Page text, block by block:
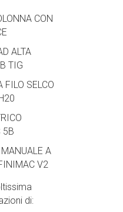
CON
ALTA
TIG
FILO SELCO
5B
A
V2
di: